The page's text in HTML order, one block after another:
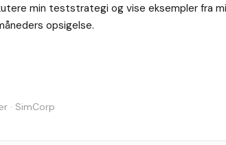
min teststrategi og vise eksempler fra
opsigelse.
· SimCorp